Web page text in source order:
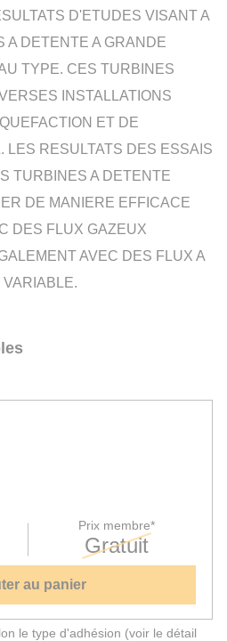
D'ETUDES VISANT A
A DETENTE A GRANDE
TYPE. CES TURBINES
INSTALLATIONS
ET DE
LES RESULTATS DES ESSAIS
TURBINES A DETENTE
DE MANIERE EFFICACE
DES FLUX GAZEUX
AVEC DES FLUX A
VARIABLE.
Prix membre*
Gratuit
au panier
le type d'adhésion (voir le détail